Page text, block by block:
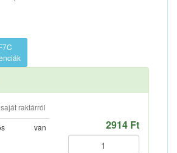
raktárról
van 2914 Ft